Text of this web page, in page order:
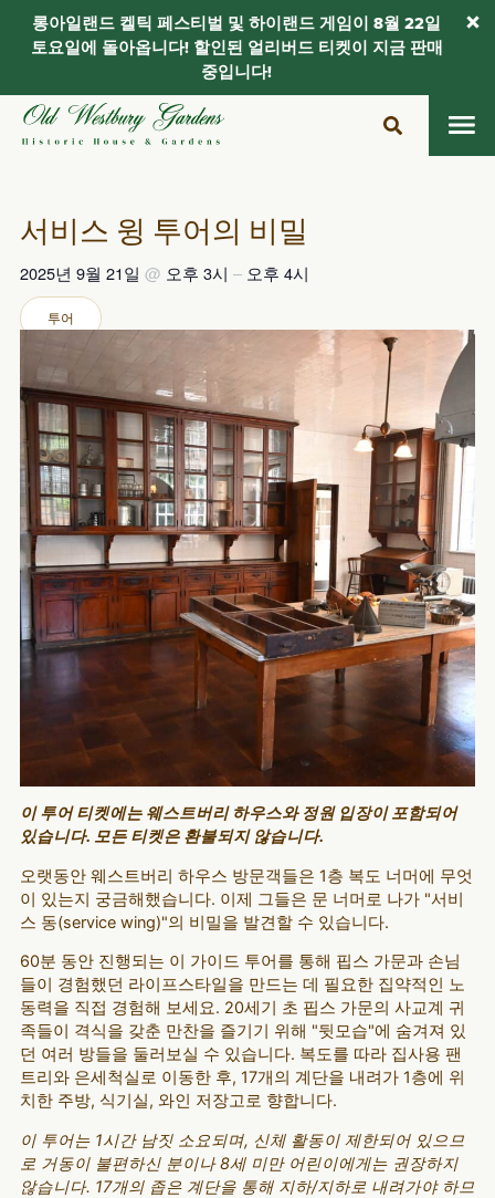
서비스 윙 투어의 비밀
2025년 9월 21일 @ 오후 3시 – 오후 4시
투어
이 투어 티켓에는 웨스트버리 하우스와 정원 입장이 포함되어
있습니다. 모든 티켓은 환불되지 않습니다.
오랫동안 웨스트버리 하우스 방문객들은 1층 복도 너머에 무엇
이 있는지 궁금해했습니다. 이제 그들은 문 너머로 나가 "서비
스 동(service wing)"의 비밀을 발견할 수 있습니다.
60분 동안 진행되는 이 가이드 투어를 통해 핍스 가문과 손님
들이 경험했던 라이프스타일을 만드는 데 필요한 집약적인 노
동력을 직접 경험해 보세요. 20세기 초 핍스 가문의 사교계 귀
족들이 격식을 갖춘 만찬을 즐기기 위해 "뒷모습"에 숨겨져 있
던 여러 방들을 둘러보실 수 있습니다. 복도를 따라 집사용 팬
트리와 은세척실로 이동한 후, 17개의 계단을 내려가 1층에 위
치한 주방, 식기실, 와인 저장고로 향합니다.
이 투어는 1시간 남짓 소요되며, 신체 활동이 제한되어 있으므
로 거동이 불편하신 분이나 8세 미만 어린이에게는 권장하지
않습니다. 17개의 좁은 계단을 통해 지하/지하로 내려가야 하므
롱아일랜드 켈틱 페스티벌 및 하이랜드 게임이 8월 22일
토요일에 돌아옵니다! 할인된 얼리버드 티켓이 지금 판매
중입니다!